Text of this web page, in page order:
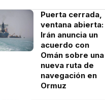
Puerta cerrada,
ventana abierta:
Irán anuncia un
acuerdo con
Omán sobre una
nueva ruta de
navegación en
Ormuz